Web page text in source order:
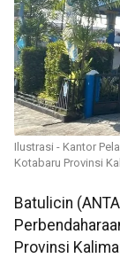
Ilustrasi - Kantor
Kotabaru Provinsi
Batulicin
Provinsi